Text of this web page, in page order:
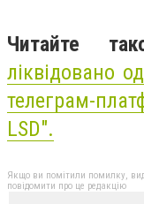
Читайте
ліквідовано
телеграм-
LSD".
Якщо ви помітили помилку,
повідомити про це редакцію